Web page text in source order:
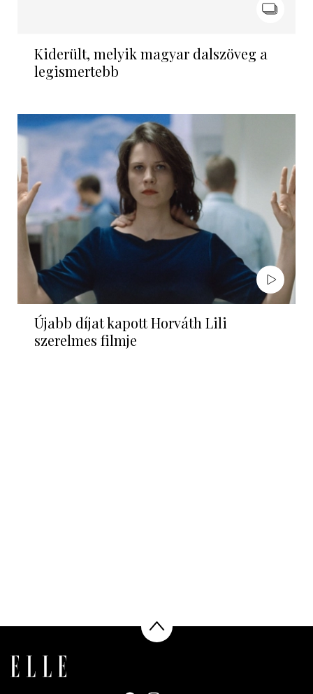
Kiderült, melyik magyar dalszöveg a
legismertebb
Újabb díjat kapott Horváth Lili
szerelmes filmje